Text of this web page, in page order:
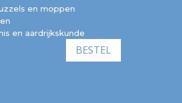
en moppen
en aardrijkskunde
BESTEL